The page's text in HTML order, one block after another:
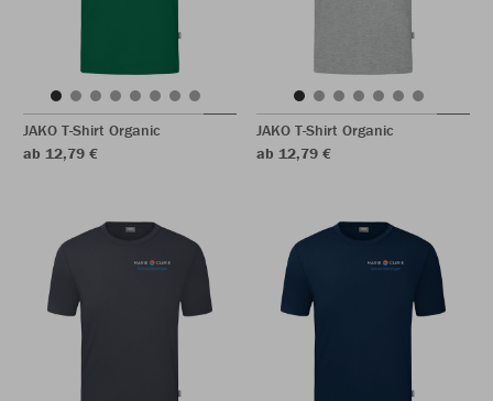
JAKO T-Shirt Organic
ab 12,79 €
JAKO T-Shirt Organic
ab 12,79 €